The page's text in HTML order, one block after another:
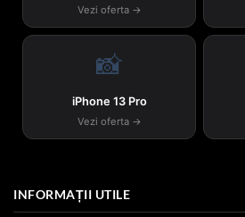
Vezi oferta →
📸
iPhone 13 Pro
Vezi oferta →
INFORMAȚII UTILE